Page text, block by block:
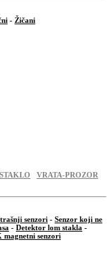
- Žičani
STAKLO VRATA-PROZOR
senzori - Senzor koji ne
- Detektor lom stakla -
magnetni senzori